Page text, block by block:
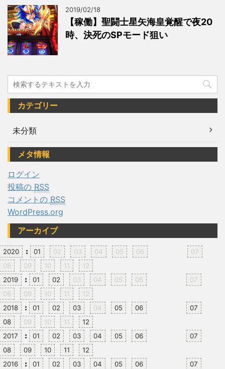
2019/02/18
【稼働】聖闘士星矢海皇覚醒で夜20
時、決死のSPモード狙い
カテゴリー
未分類
メタ情報
ログイン
投稿の RSS
コメントの RSS
WordPress.org
アーカイブ
2020 : 01 02 03 04 05 06
07
08
09 10 11
12
2019
: 01 02 03 04 05 06
07
08
09 10 11
12
2018
: 01 02 03 04 05 06
07
08
09 10 11
12
2017
: 01 02 03 04 05 06
07
08
09 10 11
12
2016
: 01 02 03 04 05 06
07